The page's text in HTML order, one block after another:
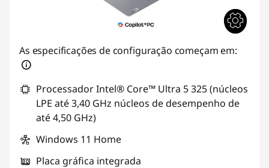
As especificações de configuração começam em:
Processador Intel® Core™ Ultra 5 325 (núcleos
LPE até 3,40 GHz núcleos de desempenho de
até 4,50 GHz)
Windows 11 Home
Placa gráfica integrada